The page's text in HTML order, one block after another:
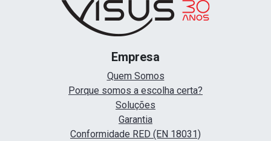
Empresa
Quem Somos
Porque somos a escolha certa?
Soluções
Garantia
Conformidade RED (EN 18031)